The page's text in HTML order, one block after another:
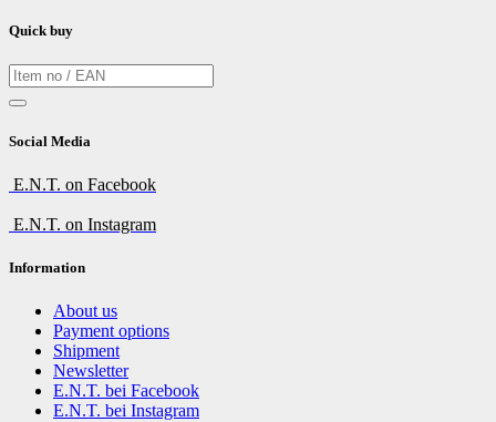
Quick buy
Social Media
E.N.T. on Facebook
E.N.T. on Instagram
Information
About us
Payment options
Shipment
Newsletter
E.N.T. bei Facebook
E.N.T. bei Instagram